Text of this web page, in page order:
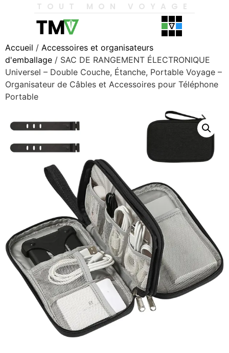
TOUT MON VOYAGE
Accueil / Accessoires et organisateurs
d'emballage / SAC DE RANGEMENT ÉLECTRONIQUE
Universel – Double Couche, Étanche, Portable Voyage –
Organisateur de Câbles et Accessoires pour Téléphone
Portable